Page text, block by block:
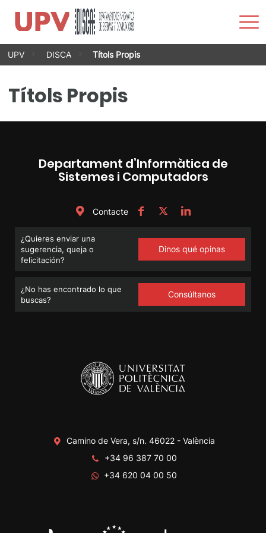
VésUPV DISCA Títols Propis
Títols Propis
Departament d’Informàtica de
Sistemes i Computadors
Contacte
¿Quieres enviar una
sugerencia, queja o
felicitación?
Dinos qué opinas
¿No has encontrado lo que
buscas?
Consúltanos
Camino de Vera, s/n. 46022 - València
+34 96 387 70 00
+34 620 04 00 50